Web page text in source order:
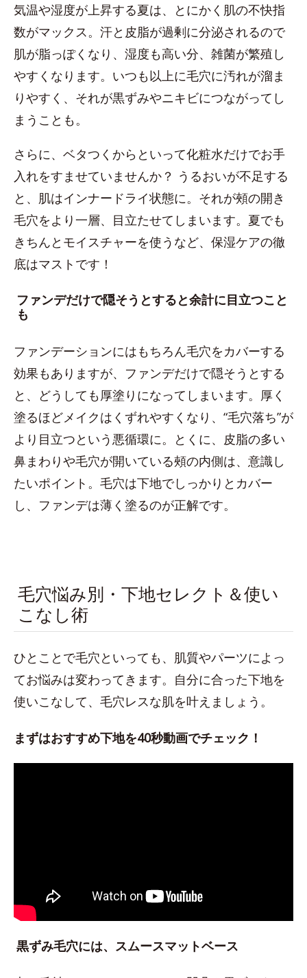
気温や湿度が上昇する夏は、とにかく肌の不快指
数がマックス。汗と皮脂が過剰に分泌されるので
肌が脂っぽくなり、湿度も高い分、雑菌が繁殖し
やすくなります。いつも以上に毛穴に汚れが溜ま
りやすく、それが黒ずみやニキビにつながってし
まうことも。
さらに、ベタつくからといって化粧水だけでお手
入れをすませていませんか？ うるおいが不足する
と、肌はインナードライ状態に。それが頰の開き
毛穴をより一層、目立たせてしまいます。夏でも
きちんとモイスチャーを使うなど、保湿ケアの徹
底はマストです！
ファンデだけで隠そうとすると余計に目立つこと
も
ファンデーションにはもちろん毛穴をカバーする
効果もありますが、ファンデだけで隠そうとする
と、どうしても厚塗りになってしまいます。厚く
塗るほどメイクはくずれやすくなり、“毛穴落ち”が
より目立つという悪循環に。とくに、皮脂の多い
鼻まわりや毛穴が開いている頰の内側は、意識し
たいポイント。毛穴は下地でしっかりとカバー
し、ファンデは薄く塗るのが正解です。
毛穴悩み別・下地セレクト＆使い
こなし術
ひとことで毛穴といっても、肌質やパーツによっ
てお悩みは変わってきます。自分に合った下地を
使いこなして、毛穴レスな肌を叶えましょう。
まずはおすすめ下地を40秒動画でチェック！
黒ずみ毛穴には、スムースマットベース